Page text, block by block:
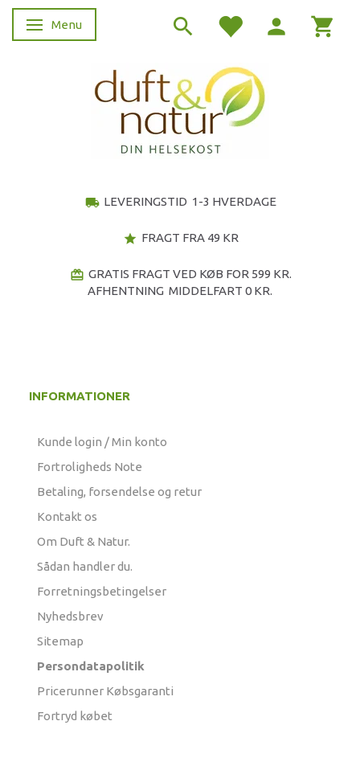
Skifte navigation
Menu
local_shipping LEVERINGSTID 1-3 HVERDAGE
star FRAGT FRA 49 KR
redeem GRATIS FRAGT VED KØB FOR 599 KR.
AFHENTNING MIDDELFART 0 KR.
INFORMATIONER
Kunde login / Min konto
Fortroligheds Note
Betaling, forsendelse og retur
Kontakt os
Om Duft & Natur.
Sådan handler du.
Forretningsbetingelser
Nyhedsbrev
Sitemap
Persondatapolitik
Pricerunner Købsgaranti
Fortryd købet